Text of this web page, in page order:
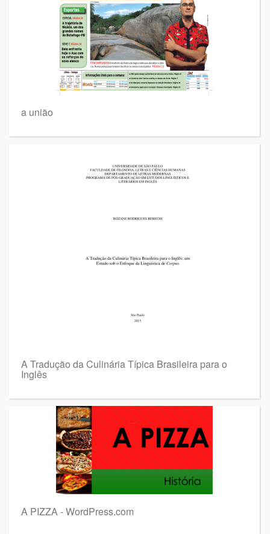
a união
A Tradução da Culinária Típica Brasileira para o
Inglês
A PIZZA - WordPress.com